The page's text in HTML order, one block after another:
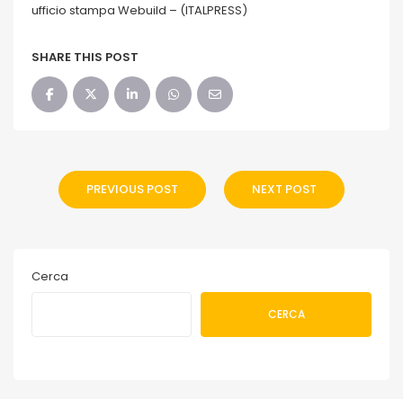
ufficio stampa Webuild – (ITALPRESS)
SHARE THIS POST
PREVIOUS POST NEXT POST
Cerca
CERCA